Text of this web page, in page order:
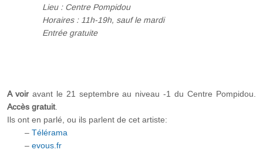
Lieu : Centre Pompidou
Horaires : 11h-19h, sauf le mardi
Entrée gratuite
A voir avant le 21 septembre au niveau -1 du Centre Pompidou.
Accès gratuit.
Ils ont en parlé, ou ils parlent de cet artiste:
–Télérama
–evous.fr